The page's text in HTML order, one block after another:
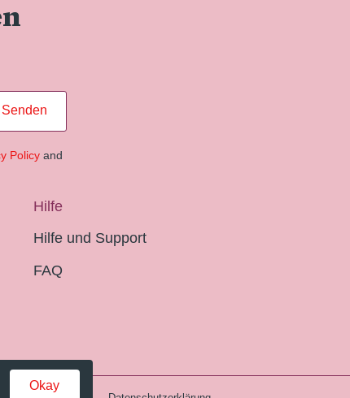
Senden
Policy and
Hilfe
Hilfe und Support
FAQ
Okay